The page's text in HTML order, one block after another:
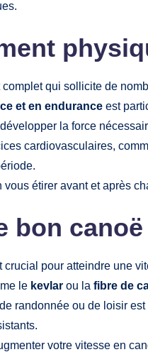
complet qui sollicite de
et en endurance est
la force
cardiovasculaires,
vous étirer avant et après
bon
crucial pour atteindre une
le kevlar ou la fibre de
randonnée ou de loisir
votre vitesse en